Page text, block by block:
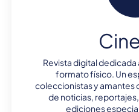
Revista digital dedicada
formato físico. Un
coleccionistas y amantes
de noticias,
ediciones